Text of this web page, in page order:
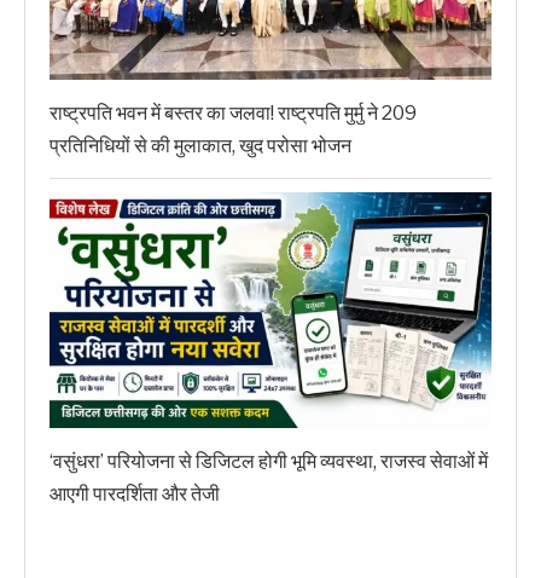
राष्ट्रपति भवन में बस्तर का जलवा! राष्ट्रपति मुर्मु ने 209
प्रतिनिधियों से की मुलाकात, खुद परोसा भोजन
‘वसुंधरा’ परियोजना से डिजिटल होगी भूमि व्यवस्था, राजस्व सेवाओं में
आएगी पारदर्शिता और तेजी